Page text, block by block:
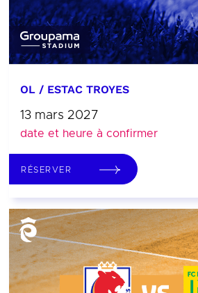
OL / ESTAC TROYES
13 mars 2027
date et heure à confirmer
RÉSERVER